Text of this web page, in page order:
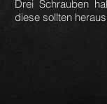
Drei Schrauben
diese sollten